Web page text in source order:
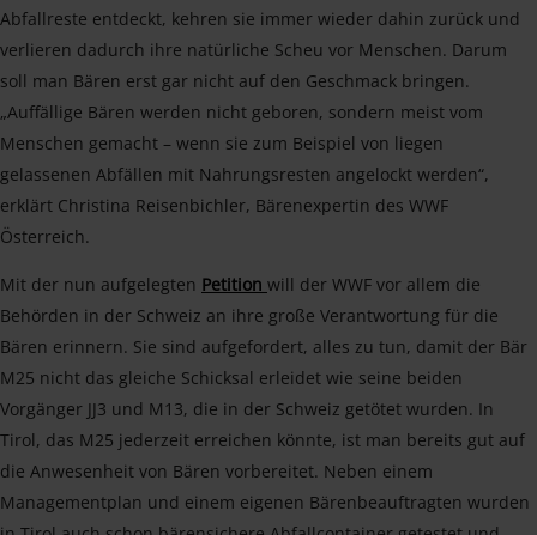
Abfallreste entdeckt, kehren sie immer wieder dahin zurück und
verlieren dadurch ihre natürliche Scheu vor Menschen. Darum
soll man Bären erst gar nicht auf den Geschmack bringen.
„Auffällige Bären werden nicht geboren, sondern meist vom
Menschen gemacht – wenn sie zum Beispiel von liegen
gelassenen Abfällen mit Nahrungsresten angelockt werden“,
erklärt Christina Reisenbichler, Bärenexpertin des WWF
Österreich.
Mit der nun aufgelegten Petition will der WWF vor allem die
Behörden in der Schweiz an ihre große Verantwortung für die
Bären erinnern. Sie sind aufgefordert, alles zu tun, damit der Bär
M25 nicht das gleiche Schicksal erleidet wie seine beiden
Vorgänger JJ3 und M13, die in der Schweiz getötet wurden. In
Tirol, das M25 jederzeit erreichen könnte, ist man bereits gut auf
die Anwesenheit von Bären vorbereitet. Neben einem
Managementplan und einem eigenen Bärenbeauftragten wurden